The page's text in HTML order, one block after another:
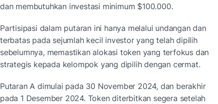
dan membutuhkan investasi minimum $100.000.
Partisipasi dalam putaran ini hanya melalui undangan dan
terbatas pada sejumlah kecil investor yang telah dipilih
sebelumnya, memastikan alokasi token yang terfokus dan
strategis kepada kelompok yang dipilih dengan cermat.
Putaran A dimulai pada 30 November 2024, dan berakhir
pada 1 Desember 2024. Token diterbitkan segera setelah